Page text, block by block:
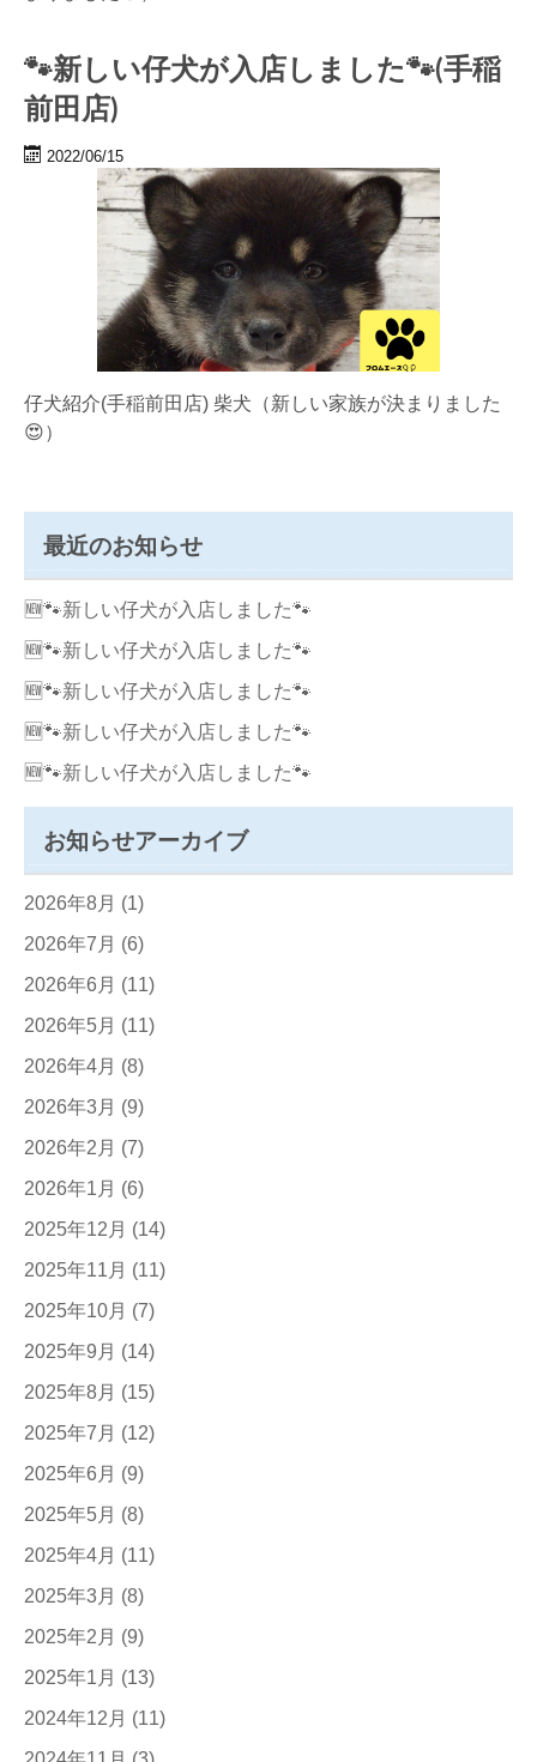
🐾新しい仔犬が入店しました🐾(手稲
前田店)
2022/06/15
仔犬紹介(手稲前田店) 柴犬（新しい家族が決まりました
😍）
最近のお知らせ
🆕🐾新しい仔犬が入店しました🐾
🆕🐾新しい仔犬が入店しました🐾
🆕🐾新しい仔犬が入店しました🐾
🆕🐾新しい仔犬が入店しました🐾
🆕🐾新しい仔犬が入店しました🐾
お知らせアーカイブ
2026年8月 (1)
2026年7月 (6)
2026年6月 (11)
2026年5月 (11)
2026年4月 (8)
2026年3月 (9)
2026年2月 (7)
2026年1月 (6)
2025年12月 (14)
2025年11月 (11)
2025年10月 (7)
2025年9月 (14)
2025年8月 (15)
2025年7月 (12)
2025年6月 (9)
2025年5月 (8)
2025年4月 (11)
2025年3月 (8)
2025年2月 (9)
2025年1月 (13)
2024年12月 (11)